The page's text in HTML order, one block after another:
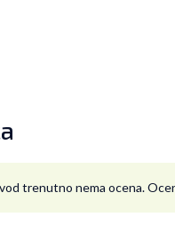
trenutno nema ocena.